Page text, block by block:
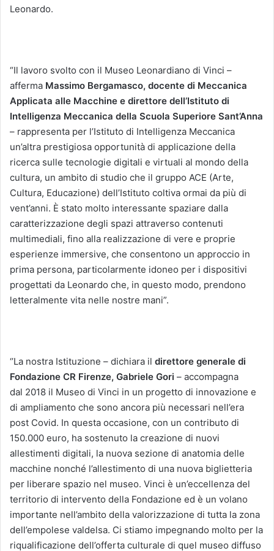
Leonardo.
“Il lavoro svolto con il Museo Leonardiano di Vinci –
afferma Massimo Bergamasco, docente di Meccanica
Applicata alle Macchine e direttore dell’Istituto di
Intelligenza Meccanica della Scuola Superiore Sant’Anna
– rappresenta per l’Istituto di Intelligenza Meccanica
un’altra prestigiosa opportunità di applicazione della
ricerca sulle tecnologie digitali e virtuali al mondo della
cultura, un ambito di studio che il gruppo ACE (Arte,
Cultura, Educazione) dell’Istituto coltiva ormai da più di
vent’anni. È stato molto interessante spaziare dalla
caratterizzazione degli spazi attraverso contenuti
multimediali, fino alla realizzazione di vere e proprie
esperienze immersive, che consentono un approccio in
prima persona, particolarmente idoneo per i dispositivi
progettati da Leonardo che, in questo modo, prendono
letteralmente vita nelle nostre mani”.
‘’La nostra Istituzione – dichiara il direttore generale di
Fondazione CR Firenze, Gabriele Gori – accompagna
dal 2018 il Museo di Vinci in un progetto di innovazione e
di ampliamento che sono ancora più necessari nell’era
post Covid. In questa occasione, con un contributo di
150.000 euro, ha sostenuto la creazione di nuovi
allestimenti digitali, la nuova sezione di anatomia delle
macchine nonché l’allestimento di una nuova biglietteria
per liberare spazio nel museo. Vinci è un’eccellenza del
territorio di intervento della Fondazione ed è un volano
importante nell’ambito della valorizzazione di tutta la zona
dell’empolese valdelsa. Ci stiamo impegnando molto per la
riqualificazione dell’offerta culturale di quel museo diffuso